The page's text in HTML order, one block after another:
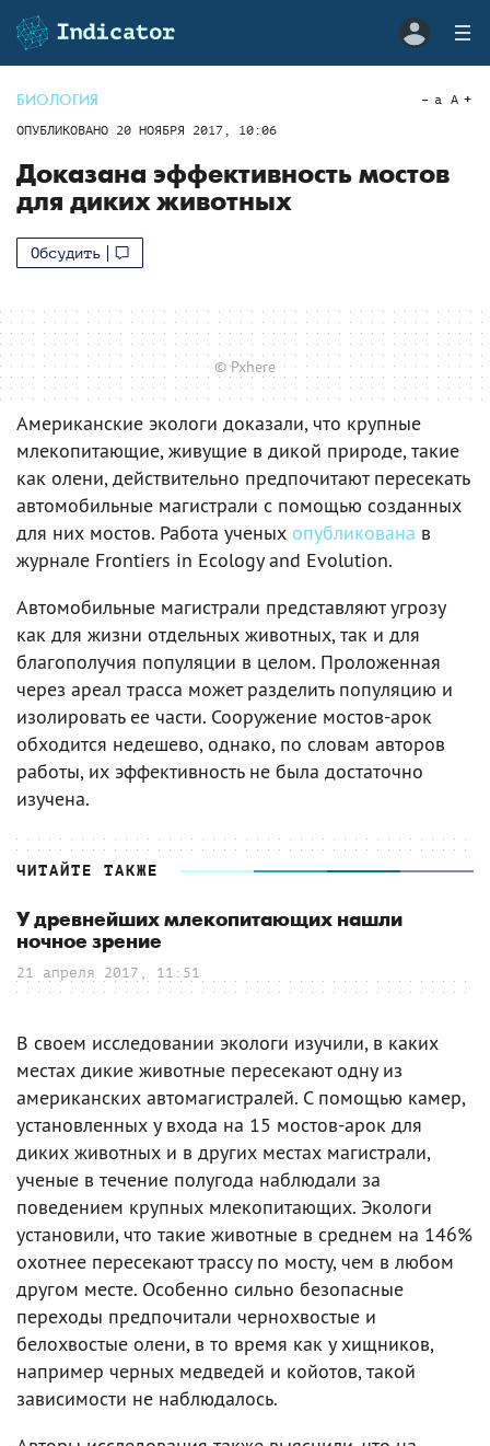
БИОЛОГИЯ
ОПУБЛИКОВАНО 20 НОЯБРЯ 2017, 10:06
a A
Доказана эффективность мостов
для диких животных
Обсудить
© Pxhere
Американские экологи доказали, что крупные
млекопитающие, живущие в дикой природе, такие
как олени, действительно предпочитают пересекать
автомобильные магистрали с помощью созданных
для них мостов. Работа ученых опубликована в
журнале Frontiers in Ecology and Evolution.
Автомобильные магистрали представляют угрозу
как для жизни отдельных животных, так и для
благополучия популяции в целом. Проложенная
через ареал трасса может разделить популяцию и
изолировать ее части. Сооружение мостов-арок
обходится недешево, однако, по словам авторов
работы, их эффективность не была достаточно
изучена.
ЧИТАЙТЕ ТАКЖЕ
У древнейших млекопитающих нашли
ночное зрение
21 апреля 2017, 11:51
В своем исследовании экологи изучили, в каких
местах дикие животные пересекают одну из
американских автомагистралей. С помощью камер,
установленных у входа на 15 мостов-арок для
диких животных и в других местах магистрали,
ученые в течение полугода наблюдали за
поведением крупных млекопитающих. Экологи
установили, что такие животные в среднем на 146%
охотнее пересекают трассу по мосту, чем в любом
другом месте. Особенно сильно безопасные
переходы предпочитали чернохвостые и
белохвостые олени, в то время как у хищников,
например черных медведей и койотов, такой
зависимости не наблюдалось.